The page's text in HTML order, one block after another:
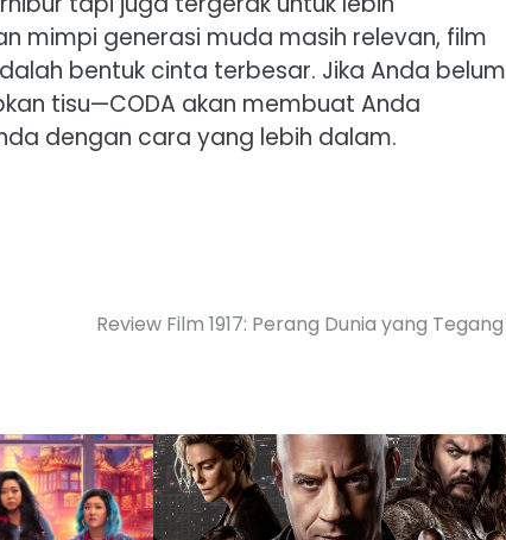
mimpi generasi muda masih relevan, film
bentuk cinta terbesar. Jika Anda belum
tisu—CODA akan membuat Anda
dengan cara yang lebih dalam.
Review Film 1917: Perang Dunia yang Tegang